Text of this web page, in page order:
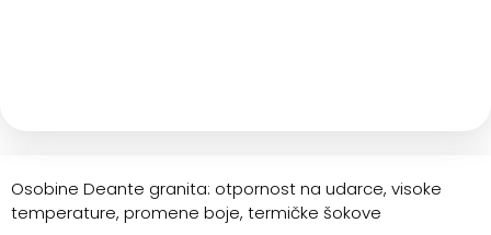
Osobine Deante granita: otpornost na udarce, visoke
temperature, promene boje, termičke šokove